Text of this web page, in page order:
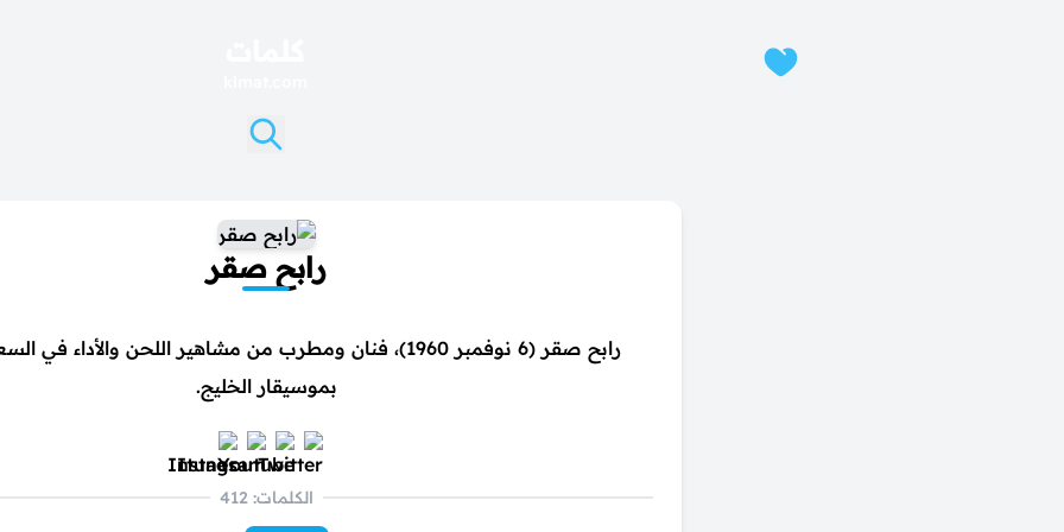
رابح صقر
رابح صقر (6 نوفمبر 1960)، فنان ومطرب من مشاهير اللحن والأداء
بموسيقار الخليج.
الكلمات: 412